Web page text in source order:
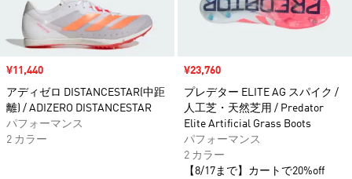
セール価格
¥11,440
アディゼロ DISTANCESTAR(中距
離) / ADIZERO DISTANCESTAR
パフォーマンス
2 カラー
セール価格
¥23,760
プレデター ELITE AG スパイク /
人工芝・天然芝用 / Predator
Elite Artificial Grass Boots
パフォーマンス
2 カラー
【8/17まで】カートで20%off